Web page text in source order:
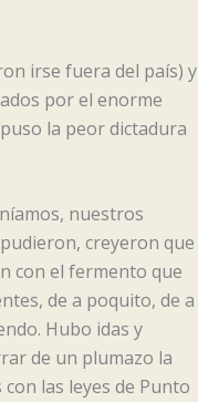
irse fuera del país) y
por el enorme
la peor dictadura
nuestros
creyeron que
con el fermento que
de a poquito, de a
Hubo idas y
de un plumazo la
las leyes de Punto